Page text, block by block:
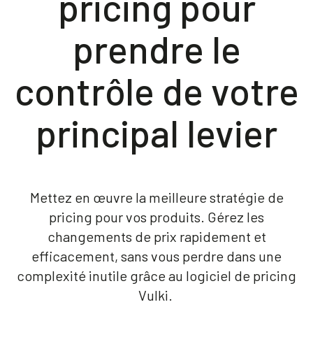
Contacts
Community
prendre le
contrôle de votre
principal levier
Mettez en œuvre la meilleure stratégie de
pricing pour vos produits. Gérez les
changements de prix rapidement et
efficacement, sans vous perdre dans une
complexité inutile grâce au logiciel de pricing
Vulki.